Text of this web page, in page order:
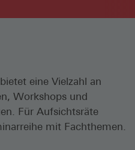
eine Vielzahl an
Workshops und
Für Aufsichtsräte
mit Fachthemen.